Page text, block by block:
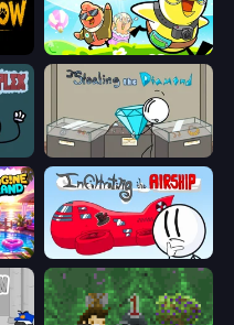
Duck Life: Adventure (Demo)
Stealing the Diamond
Infiltrating the Airship